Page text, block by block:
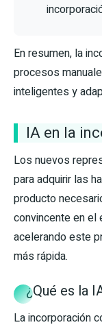
En resumen, la
procesos
inteligentes y
IA en la
Los nuevos
para adquirir las
producto
convincente en el
acelerando este
más rápida.
¿Qué es la
La incorporación